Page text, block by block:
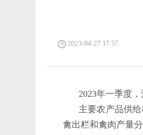
2023-04-27 17:57
2023年一季度
主要农产品供
禽出栏和禽肉产量